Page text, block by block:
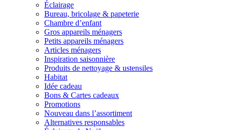
Éclairage
Bureau, bricolage & papeterie
Chambre d’enfant
Gros appareils ménagers
Petits appareils ménagers
Articles ménagers
Inspiration saisonnière
Produits de nettoyage & ustensiles
Habitat
Idée cadeau
Bons & Cartes cadeaux
Promotions
Nouveau dans l’assortiment
Alternatives responsables